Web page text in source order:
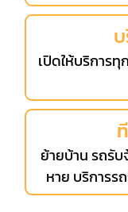
เปิดให้บริการ
ย้ายบ้าน รถรั
หาย บริการร